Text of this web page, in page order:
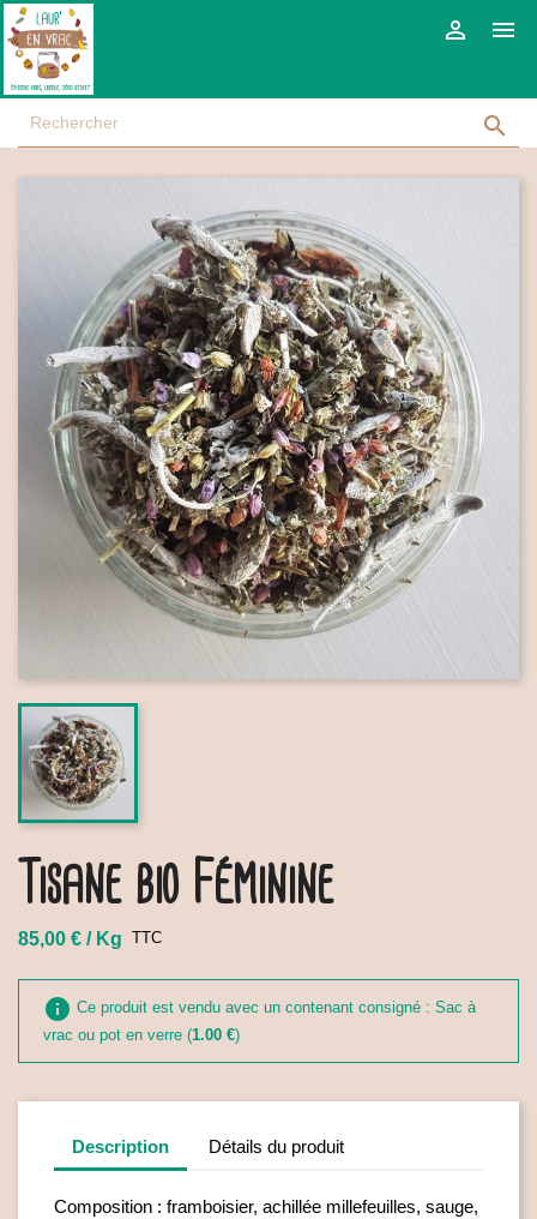



Tisane bio Féminine
85,00 € / Kg TTC
info Ce produit est vendu avec un contenant consigné : Sac à
vrac ou pot en verre (1.00 €)
Description Détails du produit
Composition : framboisier, achillée millefeuilles, sauge,